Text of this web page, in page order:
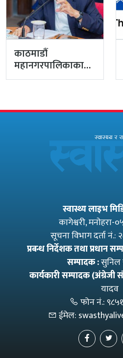
काठमाडौं
महानगरपालिकाका
प्रमुख प्रशासकीय
स्वास्थ्य लाइभ
कागेश्वरी, मनाेहरा-
सूचना विभाग दर्ता
प्रबन्ध निर्देशक तथा प्रधान
सम्पादक :सुनिल
कार्यकारी सम्पादक
यादव
फोन नं.:
ईमेल: